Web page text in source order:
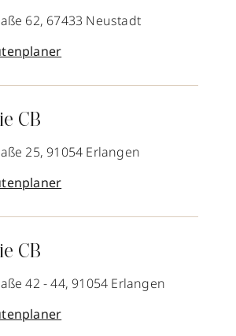
62, 67433 Neustadt
CB
25, 91054 Erlangen
CB
42 - 44, 91054 Erlangen